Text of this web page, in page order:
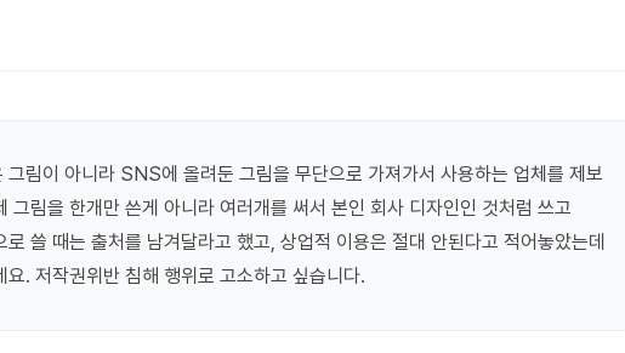
그림이 아니라 SNS에 올려둔 그림을 무단으로 가져가서 사용하는 업체를 제보
그림을 한개만 쓴게 아니라 여러개를 써서 본인 회사 디자인인 것처럼 쓰고
쓸 때는 출처를 남겨달라고 했고, 상업적 이용은 절대 안된다고 적어놓았는데
요. 저작권위반 침해 행위로 고소하고 싶습니다.